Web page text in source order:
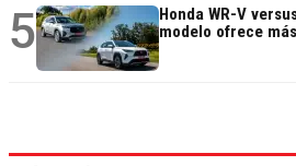
5
Honda WR-V
modelo ofrece